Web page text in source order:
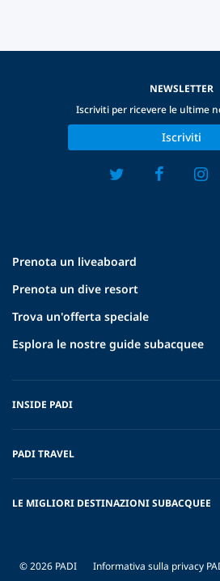
Prenota un liveaboard
Prenota un dive resort
Trova un'offerta speciale
Esplora le nostre guide subacquee
INSIDE PADI
PADI TRAVEL
LE MIGLIORI DESTINAZIONI SUBACQUEE
NEWSLETTER
Iscriviti per ricevere le ultime
Iscriviti
© 2026 PADI Informativa sulla privacy